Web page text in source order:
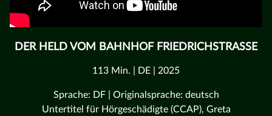
DER HELD VOM BAHNHOF FRIEDRICHSTRASSE
113 Min. | DE | 2025
Sprache: DF | Originalsprache: deutsch
Untertitel für Hörgeschädigte (CCAP), Greta